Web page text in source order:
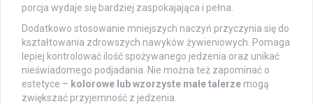
porcja wydaje się bardziej zaspokajająca i pełna.
Dodatkowo stosowanie mniejszych naczyń przyczynia się do
kształtowania zdrowszych nawyków żywieniowych. Pomaga
lepiej kontrolować ilość spożywanego jedzenia oraz unikać
nieświadomego podjadania. Nie można też zapominać o
estetyce – kolorowe lub wzorzyste małe talerze mogą
zwiększać przyjemność z jedzenia.